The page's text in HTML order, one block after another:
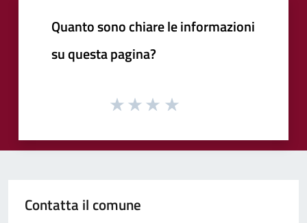
Quanto sono chiare le informazioni
su questa pagina?
Contatta il comune